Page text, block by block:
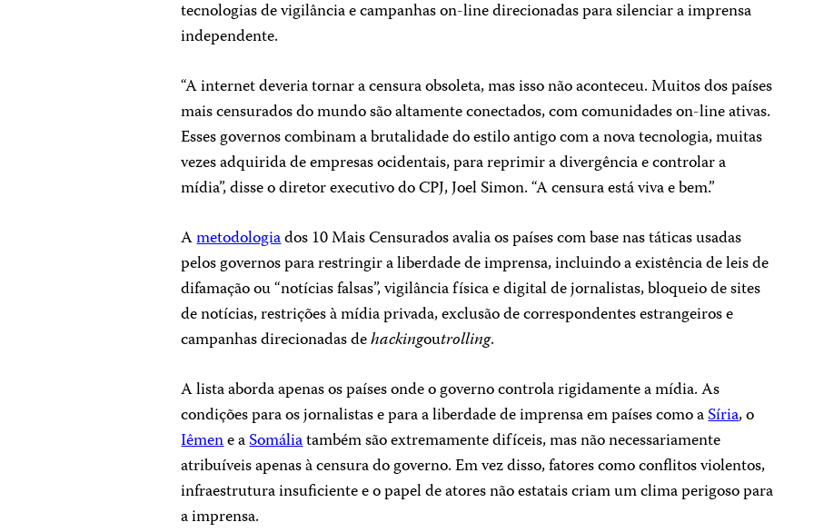
tecnologias de vigilância e campanhas on-line direcionadas para silenciar a imprensa
independente.
“A internet deveria tornar a censura obsoleta, mas isso não aconteceu. Muitos dos países
mais censurados do mundo são altamente conectados, com comunidades on-line ativas.
Esses governos combinam a brutalidade do estilo antigo com a nova tecnologia, muitas
vezes adquirida de empresas ocidentais, para reprimir a divergência e controlar a
mídia”, disse o diretor executivo do CPJ, Joel Simon. “A censura está viva e bem.”
Ametodologiados 10 Mais Censurados avalia os países com base nas táticas usadas
pelos governos para restringir a liberdade de imprensa, incluindo a existência de leis de
difamação ou “notícias falsas”, vigilância física e digital de jornalistas, bloqueio de sites
de notícias, restrições à mídia privada, exclusão de correspondentes estrangeiros e
campanhas direcionadas dehackingoutrolling.
A lista aborda apenas os países onde o governo controla rigidamente a mídia. As
condições para os jornalistas e para a liberdade de imprensa em países como aSíria, o
Iêmene aSomáliatambém são extremamente difíceis, mas não necessariamente
atribuíveis apenas à censura do governo. Em vez disso, fatores como conflitos violentos,
infraestrutura insuficiente e o papel de atores não estatais criam um clima perigoso para
a imprensa.